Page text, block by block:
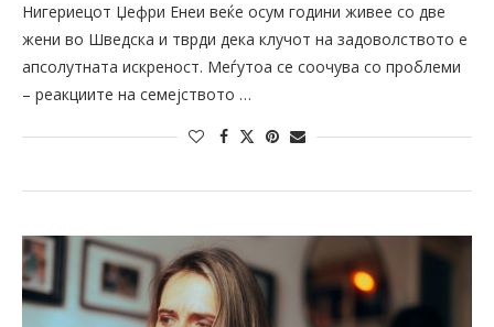
Нигериецот Џефри Енеи веќе осум години живее со две
жени во Шведска и тврди дека клучот на задоволството е
апсолутната искреност. Меѓутоа се соочува со проблеми
– реакциите на семејството …